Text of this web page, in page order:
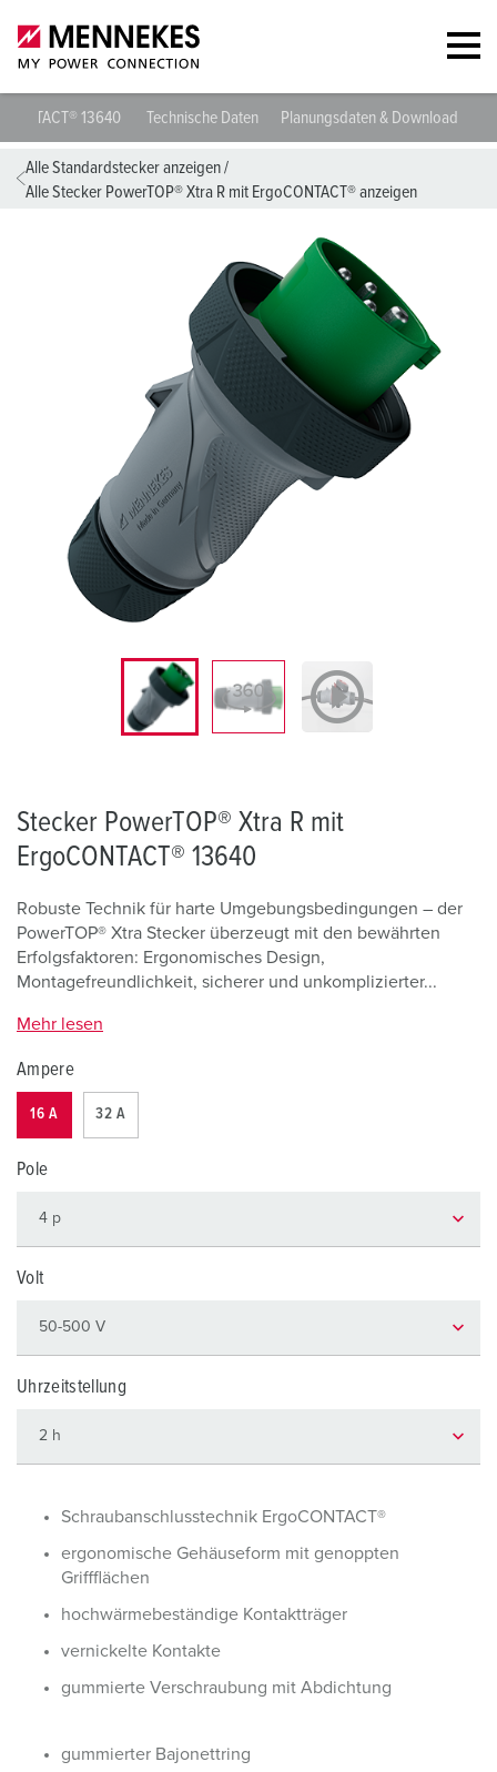
Stecker PowerTOP® Xtra R mit ErgoCONTACT® 13640 Technische
Alle Standardstecker anzeigen/
Alle Stecker PowerTOP® Xtra R mit ErgoCONTACT® anzeigen
Stecker PowerTOP® Xtra R mit
ErgoCONTACT® 13640
Robuste Technik für harte Umgebungsbedingungen – der
PowerTOP® Xtra Stecker überzeugt mit den bewährten
Erfolgsfaktoren: Ergonomisches Design,
Montagefreundlichkeit, sicherer und unkomplizierter...
Mehr lesen
Ampere
16 A 32 A
Pole
Volt
Uhrzeitstellung
Schraubanschlusstechnik ErgoCONTACT®
ergonomische Gehäuseform mit genoppten
Griffflächen
hochwärmebeständige Kontaktträger
vernickelte Kontakte
gummierte Verschraubung mit Abdichtung
gummierter Bajonettring